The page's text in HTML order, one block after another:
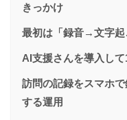
きっかけ
最初は「録音→文字起
AI支援さんを導入し
訪問の記録をスマホ
する運用